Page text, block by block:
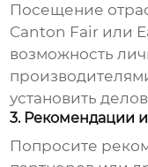
Посещение
Canton Fair или
возможность
установить
3. Рекомендации
Попросите